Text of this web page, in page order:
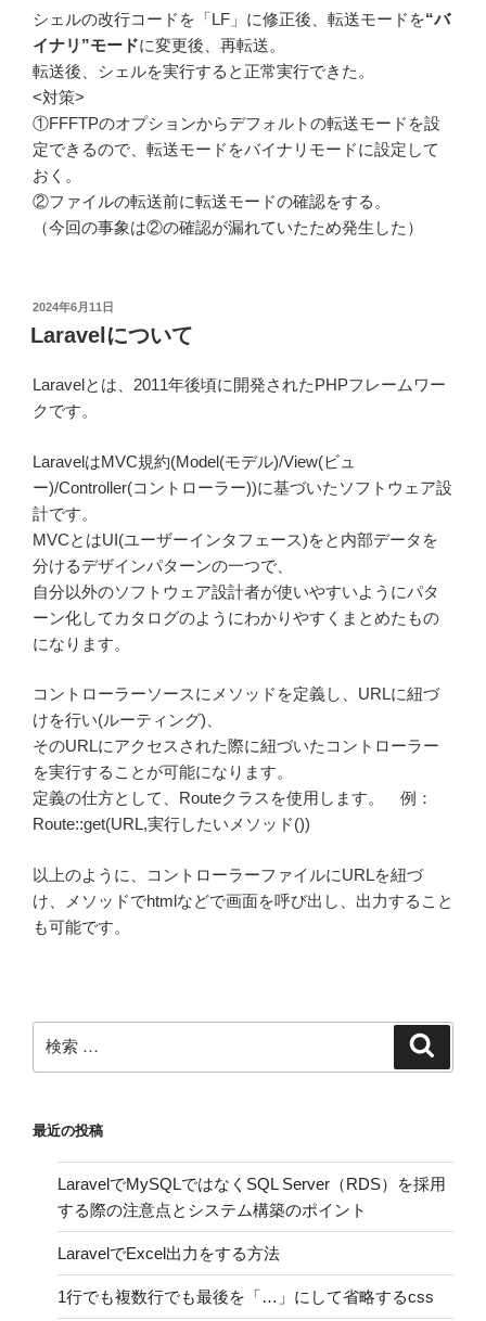
シェルの改行コードを「LF」に修正後、転送モードを“バ
イナリ”モードに変更後、再転送。
転送後、シェルを実行すると正常実行できた。
<対策>
①FFFTPのオプションからデフォルトの転送モードを設
定できるので、転送モードをバイナリモードに設定して
おく。
②ファイルの転送前に転送モードの確認をする。
（今回の事象は②の確認が漏れていたため発生した）
投
稿
日:
2024年6月11日
Laravelについて
Laravelとは、2011年後頃に開発されたPHPフレームワー
クです。
LaravelはMVC規約(Model(モデル)/View(ビュ
ー)/Controller(コントローラー))に基づいたソフトウェア設
計です。
MVCとはUI(ユーザーインタフェース)をと内部データを
分けるデザインパターンの一つで、
自分以外のソフトウェア設計者が使いやすいようにパタ
ーン化してカタログのようにわかりやすくまとめたもの
になります。
コントローラーソースにメソッドを定義し、URLに紐づ
けを行い(ルーティング)、
そのURLにアクセスされた際に紐づいたコントローラー
を実行することが可能になります。
定義の仕方として、Routeクラスを使用します。 例：
Route::get(URL,実行したいメソッド())
以上のように、コントローラーファイルにURLを紐づ
け、メソッドでhtmlなどで画面を呼び出し、出力すること
も可能です。
検
索:
最近の投稿
LaravelでMySQLではなくSQL Server（RDS）を採用
する際の注意点とシステム構築のポイント
LaravelでExcel出力をする方法
1行でも複数行でも最後を「…」にして省略するcss